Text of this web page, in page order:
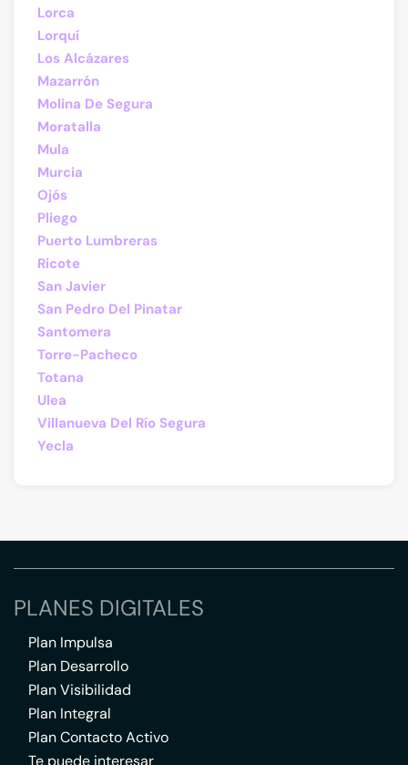
Lorca
Lorquí
Los Alcázares
Mazarrón
Molina De Segura
Moratalla
Mula
Murcia
Ojós
Pliego
Puerto Lumbreras
Ricote
San Javier
San Pedro Del Pinatar
Santomera
Torre-Pacheco
Totana
Ulea
Villanueva Del Río Segura
Yecla
PLANES DIGITALES
Plan Impulsa
Plan Desarrollo
Plan Visibilidad
Plan Integral
Plan Contacto Activo
Te puede interesar